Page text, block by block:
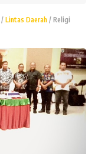
Lintas Daerah
Religi